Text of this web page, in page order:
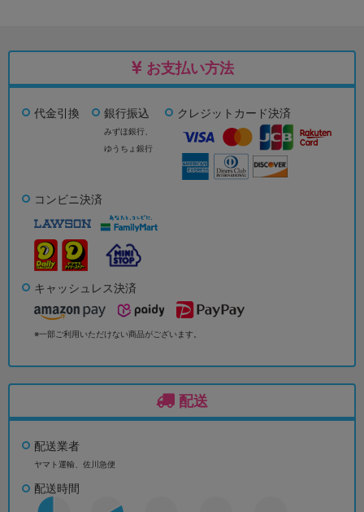
お支払い方法
代金引換 銀行振込
みずほ銀行、
ゆうちょ銀行
クレジットカード決済
コンビニ決済
キャッシュレス決済
※一部ご利用いただけない商品がございます。
配送
配送業者
ヤマト運輸、佐川急便
配送時間